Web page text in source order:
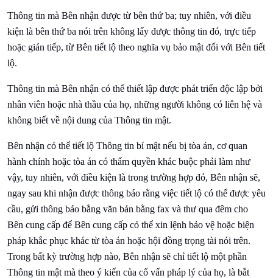
Thông tin mà Bên nhận được từ bên thứ ba; tuy nhiên, với điều
kiện là bên thứ ba nói trên không lấy được thông tin đó, trực tiếp
hoặc gián tiếp, từ Bên tiết lộ theo nghĩa vụ bảo mật đối với Bên tiết
lộ.
Thông tin mà Bên nhận có thể thiết lập được phát triển độc lập bởi
nhân viên hoặc nhà thầu của họ, những người không có liên hệ và
không biết về nội dung của Thông tin mật.
Bên nhận có thể tiết lộ Thông tin bí mật nếu bị tòa án, cơ quan
hành chính hoặc tòa án có thẩm quyền khác buộc phải làm như
vậy, tuy nhiên, với điều kiện là trong trường hợp đó, Bên nhận sẽ,
ngay sau khi nhận được thông báo rằng việc tiết lộ có thể được yêu
cầu, gửi thông báo bằng văn bản bằng fax và thư qua đêm cho
Bên cung cấp để Bên cung cấp có thể xin lệnh bảo vệ hoặc biện
pháp khắc phục khác từ tòa án hoặc hội đồng trọng tài nói trên.
Trong bất kỳ trường hợp nào, Bên nhận sẽ chỉ tiết lộ một phần
Thông tin mật mà theo ý kiến ​​của cố vấn pháp lý của họ, là bắt